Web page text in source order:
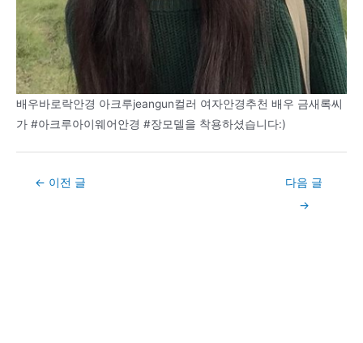
배우바로락안경 아크루jeangun컬러 여자안경추천 배우 금새록씨
가 #아크루아이웨어안경 #장모델을 착용하셨습니다:)
Post← 이전 글
다음 글
→